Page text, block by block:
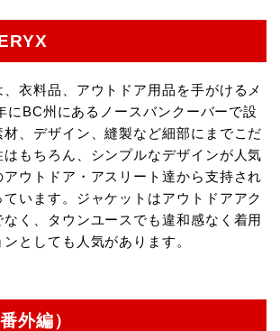
衣料品、アウトドア用品を手がけるメ
にBC州にあるノースバンクーバーで設
、デザイン、縫製など細部にまでこだ
もちろん、シンプルなデザインが人気
アウトドア・アスリート達から支持され
ています。ジャケットはアウトドアアク
く、タウンユースでも違和感なく着用
としても人気があります。
外編）